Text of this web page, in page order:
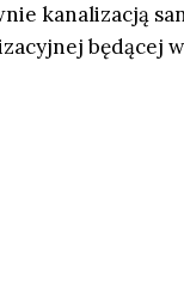
kanalizacją
będącej